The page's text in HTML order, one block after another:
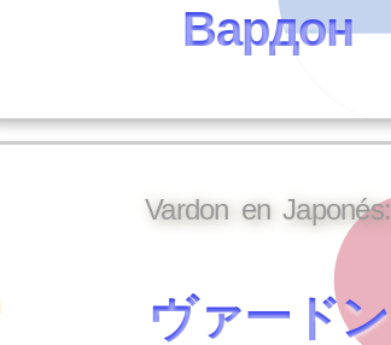
Вардон
Vardon en Japonés:
ヴァードン